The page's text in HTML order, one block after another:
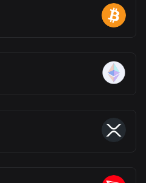
Opens on
after trading begins. You can
in an early price discovery
listings. Short-term volatility is
and early trading behavior, the
range throughout 2026,
if adoption remains